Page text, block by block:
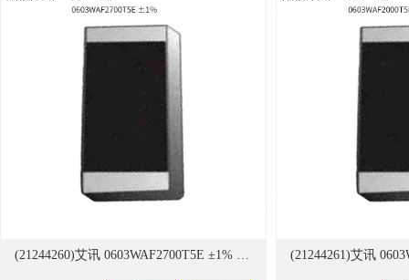
(21244260)艾讯 0603WAF2700T5E ±1% 电阻(单位：只)